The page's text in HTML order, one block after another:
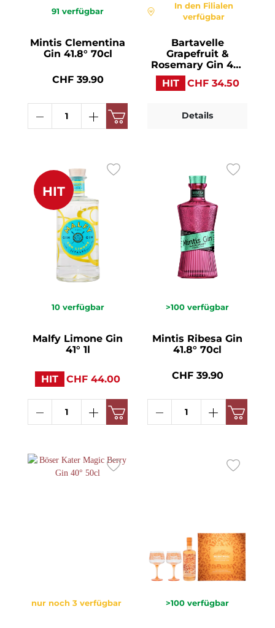
91 verfügbar
Mintis Clementina
Gin 41.8° 70cl
CHF 39.90
In den Filialen
verfügbar
Bartavelle
Grapefruit &
Rosemary Gin 40°
HIT CHF 34.50
Details
HIT
10 verfügbar
Malfy Limone Gin
41° 1l
HIT CHF 44.00
>100 verfügbar
Mintis Ribesa Gin
41.8° 70cl
CHF 39.90
nur noch 3 verfügbar >100 verfügbar